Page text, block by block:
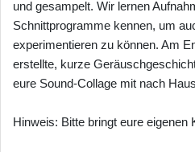
und gesampelt. Wir lernen
Schnittprogramme kennen, um
experimentieren zu können. Am
erstellte, kurze
eure Sound-Collage mit nach
Hinweis: Bitte bringt eure eigenen